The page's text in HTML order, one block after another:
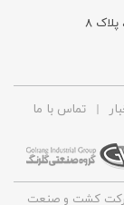
۸
| تماس با ما
کشت و صنعت